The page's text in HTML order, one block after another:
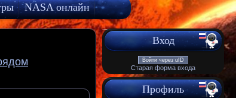
NASA онлайн
Вход
Войти через uID
Старая форма входа
Профиль